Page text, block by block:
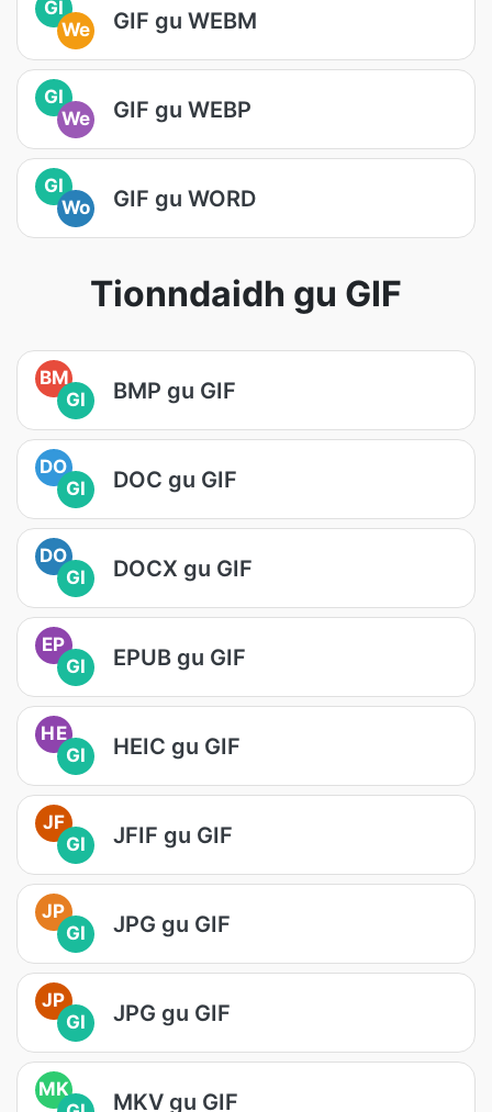
GI
We
GIF gu WEBM
GI
We
GIF gu WEBP
GI
Wo
GIF gu WORD
Tionndaidh gu GIF
BM
GI
BMP gu GIF
DO
GI
DOC gu GIF
DO
GI
DOCX gu GIF
EP
GI
EPUB gu GIF
HE
GI
HEIC gu GIF
JF
GI
JFIF gu GIF
JP
GI
JPG gu GIF
JP
GI
JPG gu GIF
MK
MKV gu GIF